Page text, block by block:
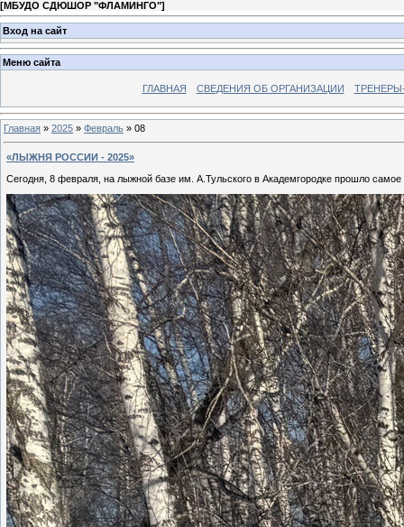
[МБУДО СДЮШОР "ФЛАМИНГО"]
Вход на сайт
Меню сайта
ГЛАВНАЯ СВЕДЕНИЯ ОБ ОРГАНИЗАЦИИ
Главная » 2025 » Февраль » 08
«ЛЫЖНЯ РОССИИ - 2025»
Сегодня, 8 февраля, на лыжной базе им. А.Тульского в Академгородке прошло